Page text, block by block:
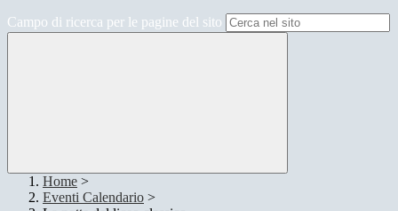
Campo di ricerca per le pagine del sito
Home >
Eventi Calendario >